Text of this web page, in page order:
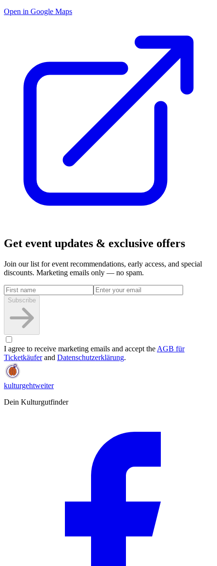
Open in Google Maps
Get event updates & exclusive offers
Join our list for event recommendations, early access, and special
discounts. Marketing emails only — no spam.
Subscribe
I agree to receive marketing emails and accept the AGB für
Ticketkäuferand Datenschutzerklärung.
kulturgehtweiter
Dein Kulturgutfinder